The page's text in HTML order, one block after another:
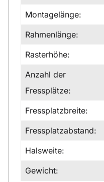
Montagelänge:
Rahmenlänge:
Rasterhöhe:
Anzahl der
Fressplätze:
Fressplatzbreite:
Fressplatzabstand:
Halsweite:
Gewicht: